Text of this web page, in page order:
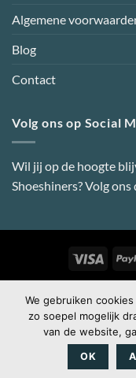
Algemene
Blog
Contact
Volg ons op Social
Wil jij op de hoogte
Shoeshiners? Volg ons
Visa
Copyright 2026 ©
We gebruiken
zo soepel mogelijk
van de website,
OK